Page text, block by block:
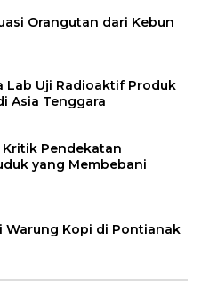
Orangutan dari Kebun
Lab Uji Radioaktif Produk
Asia Tenggara
Pendekatan
yang Membebani
Warung Kopi di Pontianak